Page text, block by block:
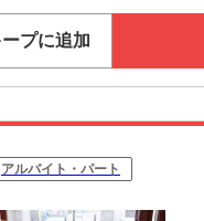
プに追加
アルバイト・パート